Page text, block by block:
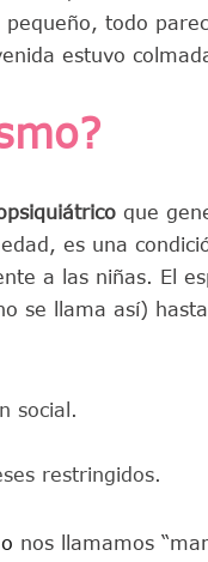
todo
estuvo
que
es una
a las niñas. El
se llama así)
social.
restringidos.
nos llamamos